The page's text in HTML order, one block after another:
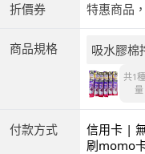
折價券 特惠商品
商品規格 吸水膠棉
共1種
量
付款方式
信用卡 |
商付款 |
刷momo